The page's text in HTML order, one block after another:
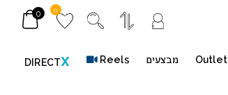
0
0
Outlet מבצעים Reels
DIRECTX